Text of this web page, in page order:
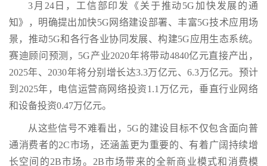
3月24日，工信部印发《关于推动5G加快发展的通
知》，明确提出加快5G网络建设部署、丰富5G技术应用场
景，推动5G和各行各业协同发展、构建5G应用生态系统。
赛迪顾问预测，5G产业2020年将带动4840亿元直接产出，
2025年、2030年将分别增长达3.3万亿元、6.3万亿元。预计
到2025年，电信运营商网络投资1.1万亿元，垂直行业网络
和设备投资0.47万亿元。
从这些信号不难看出，5G的建设目标不仅包含面向普
通消费者的2C市场，还涵盖更为重要的、有着广阔持续增
长空间的2B市场。2B市场带来的全新商业模式和消费模